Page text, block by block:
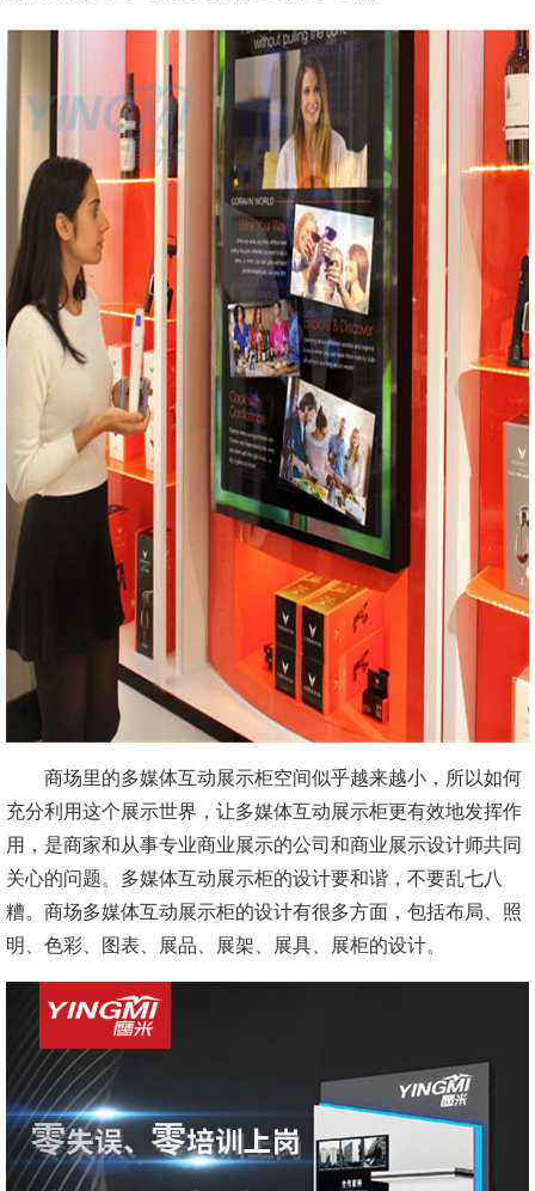
商场里的多媒体互动展示柜空间似乎越来越小，所以如何
充分利用这个展示世界，让多媒体互动展示柜更有效地发挥作
用，是商家和从事专业商业展示的公司和商业展示设计师共同
关心的问题。多媒体互动展示柜的设计要和谐，不要乱七八
糟。商场多媒体互动展示柜的设计有很多方面，包括布局、照
明、色彩、图表、展品、展架、展具、展柜的设计。